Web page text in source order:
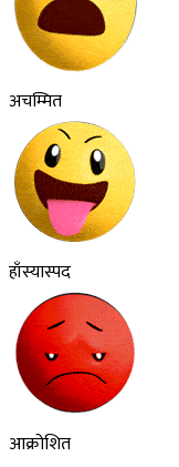
अचम्मित
हाँस्यास्पद
आक्रोशित